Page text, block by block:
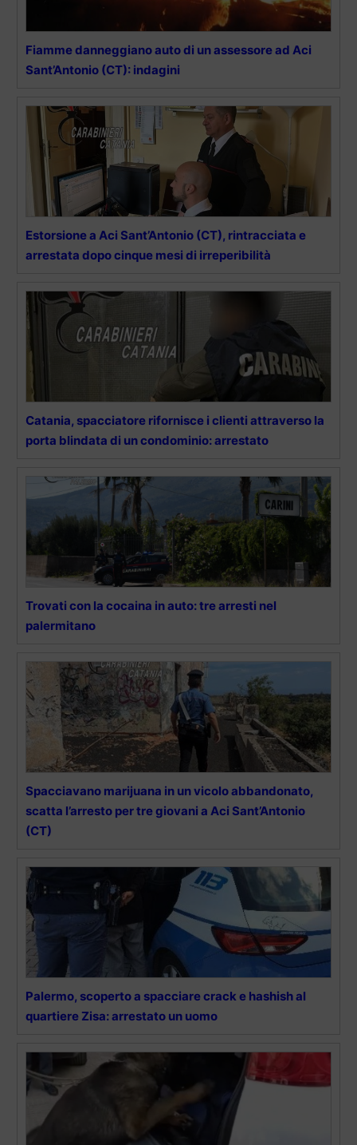
Fiamme danneggiano auto di un assessore ad Aci
Sant’Antonio (CT): indagini
Estorsione a Aci Sant’Antonio (CT), rintracciata e
arrestata dopo cinque mesi di irreperibilità
Catania, spacciatore rifornisce i clienti attraverso la
porta blindata di un condominio: arrestato
Trovati con la cocaina in auto: tre arresti nel
palermitano
Spacciavano marijuana in un vicolo abbandonato,
scatta l’arresto per tre giovani a Aci Sant’Antonio
(CT)
Palermo, scoperto a spacciare crack e hashish al
quartiere Zisa: arrestato un uomo